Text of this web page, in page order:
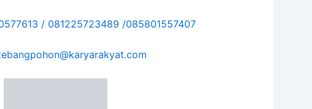
/ 081225723489 /085801557407